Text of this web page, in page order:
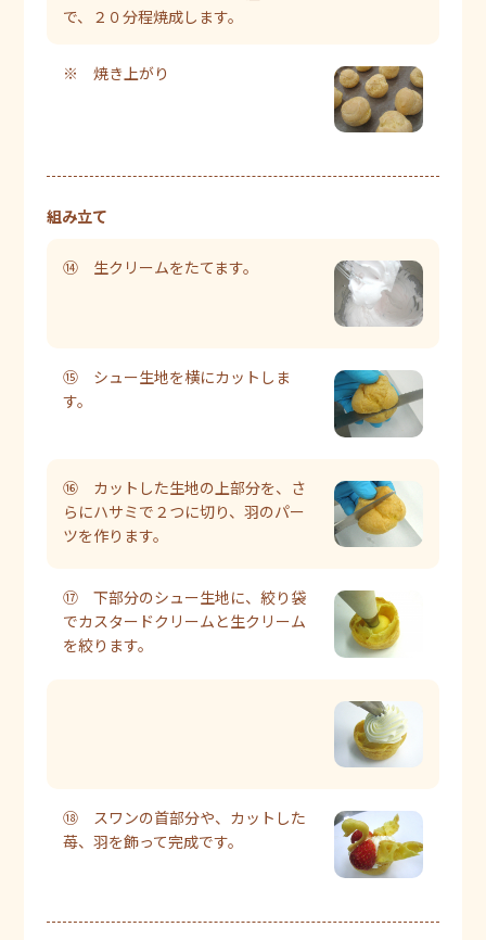
で、２０分程焼成します。
※ 焼き上がり
組み立て
⑭ 生クリームをたてます。
⑮ シュー生地を横にカットしま
す。
⑯ カットした生地の上部分を、さ
らにハサミで２つに切り、羽のパー
ツを作ります。
⑰ 下部分のシュー生地に、絞り袋
でカスタードクリームと生クリーム
を絞ります。
⑱ スワンの首部分や、カットした
苺、羽を飾って完成です。